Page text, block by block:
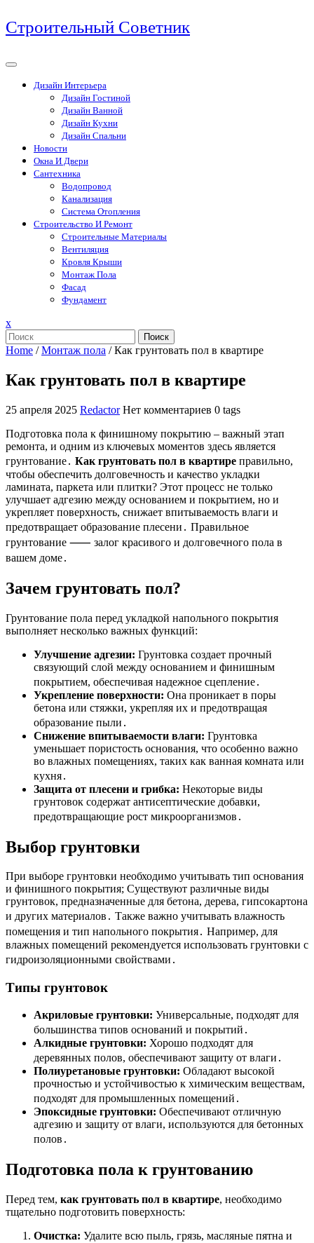
Перейти
к
Строительный Советник
Дизайн Интерьера
Дизайн Гостиной
Дизайн Ванной
Дизайн Кухни
Дизайн Спальни
Новости
Окна И Двери
Сантехника
Водопровод
Канализация
Система Отопления
Строительство И Ремонт
Строительные Материалы
Вентиляция
Кровля Крыши
Монтаж Пола
Фасад
Фундамент
xЗакрыть
меню
Поиск
Home /Монтаж пола /Как грунтовать пол в квартире
Как грунтовать пол в квартире
25 апреля 2025 Redactor Нет комментариев 0 tags
Подготовка пола к финишному покрытию – важный этап
ремонта, и одним из ключевых моментов здесь является
грунтование․ Как грунтовать пол в квартире правильно,
чтобы обеспечить долговечность и качество укладки
ламината, паркета или плитки? Этот процесс не только
улучшает адгезию между основанием и покрытием, но и
укрепляет поверхность, снижает впитываемость влаги и
предотвращает образование плесени․ Правильное
грунтование ⸺ залог красивого и долговечного пола в
вашем доме․
Зачем грунтовать пол?
Грунтование пола перед укладкой напольного покрытия
выполняет несколько важных функций:
Улучшение адгезии: Грунтовка создает прочный
связующий слой между основанием и финишным
покрытием, обеспечивая надежное сцепление․
Укрепление поверхности: Она проникает в поры
бетона или стяжки, укрепляя их и предотвращая
образование пыли․
Снижение впитываемости влаги: Грунтовка
уменьшает пористость основания, что особенно важно
во влажных помещениях, таких как ванная комната или
кухня․
Защита от плесени и грибка: Некоторые виды
грунтовок содержат антисептические добавки,
предотвращающие рост микроорганизмов․
Выбор грунтовки
При выборе грунтовки необходимо учитывать тип основания
и финишного покрытия; Существуют различные виды
грунтовок, предназначенные для бетона, дерева, гипсокартона
и других материалов․ Также важно учитывать влажность
помещения и тип напольного покрытия․ Например, для
влажных помещений рекомендуется использовать грунтовки с
гидроизоляционными свойствами․
Типы грунтовок
Акриловые грунтовки: Универсальные, подходят для
большинства типов оснований и покрытий․
Алкидные грунтовки: Хорошо подходят для
деревянных полов, обеспечивают защиту от влаги․
Полиуретановые грунтовки: Обладают высокой
прочностью и устойчивостью к химическим веществам,
подходят для промышленных помещений․
Эпоксидные грунтовки: Обеспечивают отличную
адгезию и защиту от влаги, используются для бетонных
полов․
Подготовка пола к грунтованию
Перед тем, как грунтовать пол в квартире, необходимо
тщательно подготовить поверхность:
Очистка: Удалите всю пыль, грязь, масляные пятна и